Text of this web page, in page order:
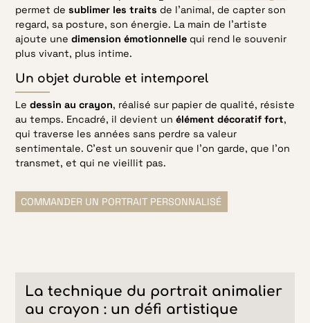
permet de sublimer les traits de l’animal, de capter son
regard, sa posture, son énergie. La main de l’artiste
ajoute une dimension émotionnellequi rend le souvenir
plus vivant, plus intime.
Un objet durable et intemporel
Le dessin au crayon, réalisé sur papier de qualité, résiste
au temps. Encadré, il devient un élément décoratif fort,
qui traverse les années sans perdre sa valeur
sentimentale. C’est un souvenir que l’on garde, que l’on
transmet, et qui ne vieillit pas.
COMMANDER UN PORTRAIT PERSONNALISÉ
La technique du portrait animalier
au crayon : un défi artistique